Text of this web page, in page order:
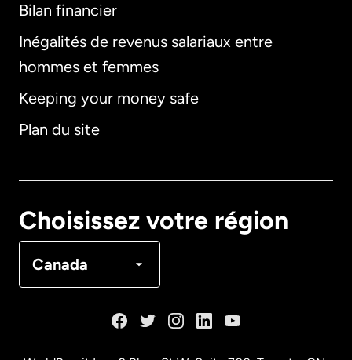
Bilan financier
Inégalités de revenus salariaux entre
hommes et femmes
Keeping your money safe
Plan du site
Choisissez votre région
Canada
International
Allemagne
Français